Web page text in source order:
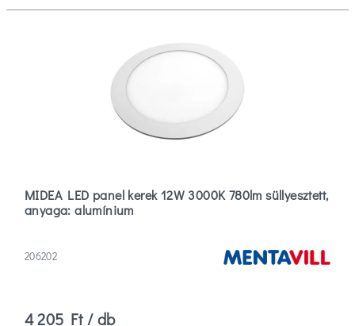
MIDEA LED panel kerek 12W 3000K 780lm süllyesztett,
anyaga: alumínium
206202
4 205 Ft / db